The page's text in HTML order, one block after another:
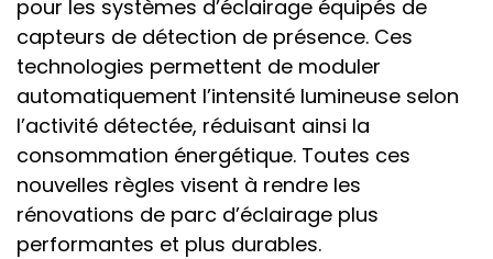
pour les systèmes d’éclairage équipés de
capteurs de détection de présence. Ces
technologies permettent de moduler
automatiquement l’intensité lumineuse selon
l’activité détectée, réduisant ainsi la
consommation énergétique. Toutes ces
nouvelles règles visent à rendre les
rénovations de parc d’éclairage plus
performantes et plus durables.